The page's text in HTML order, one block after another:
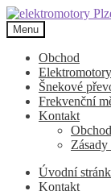
Přeskočit
na
navigaci
Přejít
k
obsahu
webu
Menu
Obchod
Elektromotory
Šnekové
Frekvenční
Kontakt
Úvodní
Kontakt